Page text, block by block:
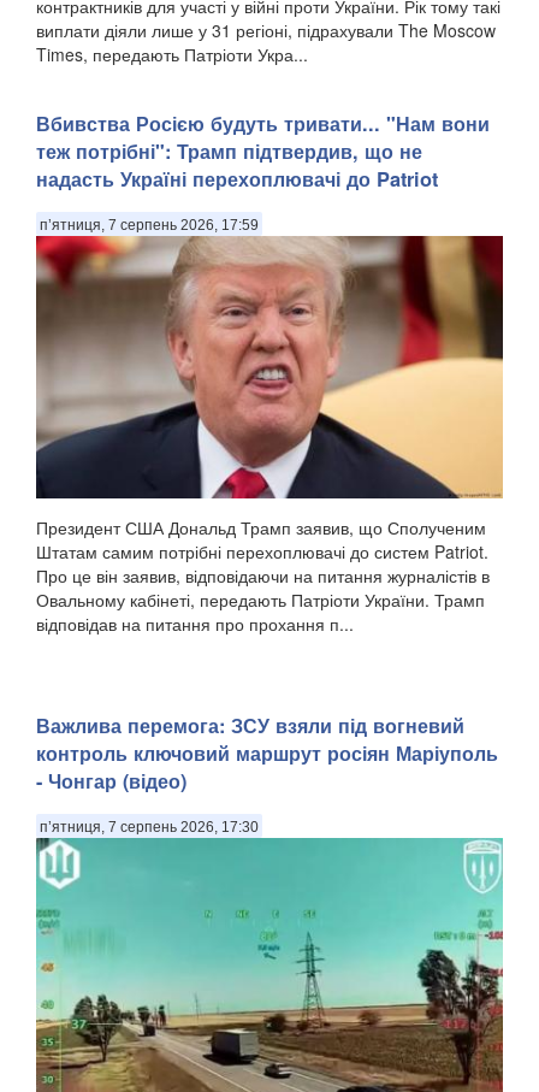
контрактників для участі у війні проти України. Рік тому такі
виплати діяли лише у 31 регіоні, підрахували The Moscow
Times, передають Патріоти Укра...
Вбивства Росією будуть тривати... "Нам вони
теж потрібні": Трамп підтвердив, що не
надасть Україні перехоплювачі до Patriot
п’ятниця, 7 серпень 2026, 17:59
Президент США Дональд Трамп заявив, що Сполученим
Штатам самим потрібні перехоплювачі до систем Patriot.
Про це він заявив, відповідаючи на питання журналістів в
Овальному кабінеті, передають Патріоти України. Трамп
відповідав на питання про прохання п...
Важлива перемога: ЗСУ взяли під вогневий
контроль ключовий маршрут росіян Маріуполь
- Чонгар (відео)
п’ятниця, 7 серпень 2026, 17:30